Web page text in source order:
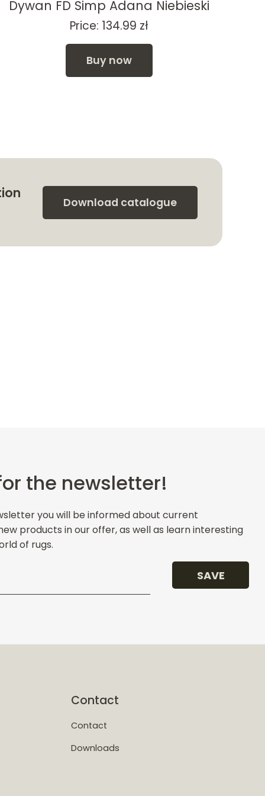
Dywan FD Simp Adana Niebieski
Price: 134.99 zł
Buy now
Download catalogue
the newsletter!
you will be informed about current
products in our offer, as well as learn interesting
of rugs.
SAVE
Contact
Contact
Downloads